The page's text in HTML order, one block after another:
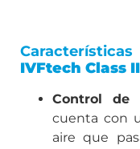
IVFtech Class II
Control de
cuenta con
aire que